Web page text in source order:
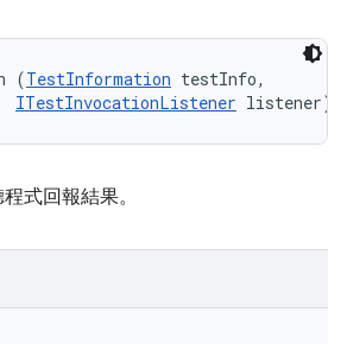
(TestInformation testInfo,
ITestInvocationListener listener)
式回報結果。